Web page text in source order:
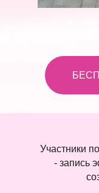
Участники
- запись